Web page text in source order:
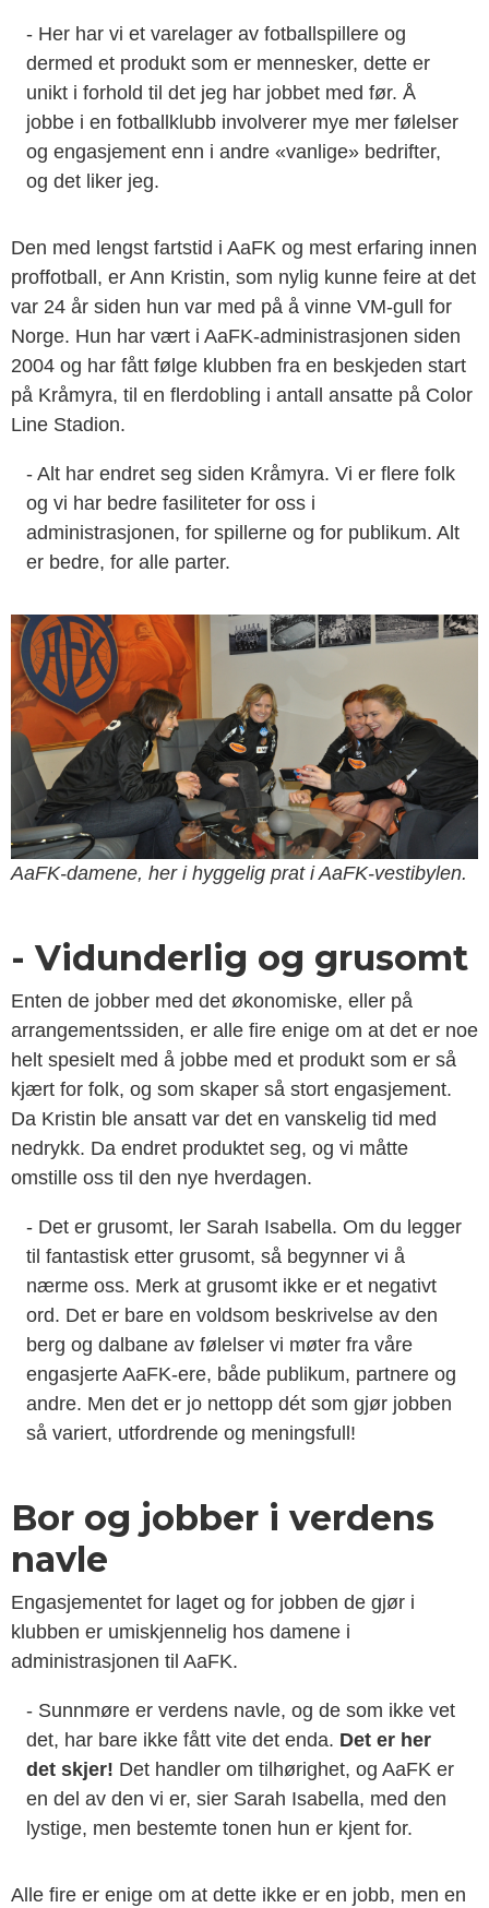
- Her har vi et varelager av fotballspillere og
dermed et produkt som er mennesker, dette er
unikt i forhold til det jeg har jobbet med før. Å
jobbe i en fotballklubb involverer mye mer følelser
og engasjement enn i andre «vanlige» bedrifter,
og det liker jeg.
Den med lengst fartstid i AaFK og mest erfaring innen
proffotball, er Ann Kristin, som nylig kunne feire at det
var 24 år siden hun var med på å vinne VM-gull for
Norge. Hun har vært i AaFK-administrasjonen siden
2004 og har fått følge klubben fra en beskjeden start
på Kråmyra, til en flerdobling i antall ansatte på Color
Line Stadion.
- Alt har endret seg siden Kråmyra. Vi er flere folk
og vi har bedre fasiliteter for oss i
administrasjonen, for spillerne og for publikum. Alt
er bedre, for alle parter.
AaFK-damene, her i hyggelig prat i AaFK-vestibylen.
- Vidunderlig og grusomt
Enten de jobber med det økonomiske, eller på
arrangementssiden, er alle fire enige om at det er noe
helt spesielt med å jobbe med et produkt som er så
kjært for folk, og som skaper så stort engasjement.
Da Kristin ble ansatt var det en vanskelig tid med
nedrykk. Da endret produktet seg, og vi måtte
omstille oss til den nye hverdagen.
- Det er grusomt, ler Sarah Isabella. Om du legger
til fantastisk etter grusomt, så begynner vi å
nærme oss. Merk at grusomt ikke er et negativt
ord. Det er bare en voldsom beskrivelse av den
berg og dalbane av følelser vi møter fra våre
engasjerte AaFK-ere, både publikum, partnere og
andre. Men det er jo nettopp dét som gjør jobben
så variert, utfordrende og meningsfull!
Bor og jobber i verdens
navle
Engasjementet for laget og for jobben de gjør i
klubben er umiskjennelig hos damene i
administrasjonen til AaFK.
- Sunnmøre er verdens navle, og de som ikke vet
det, har bare ikke fått vite det enda. Det er her
det skjer! Det handler om tilhørighet, og AaFK er
en del av den vi er, sier Sarah Isabella, med den
lystige, men bestemte tonen hun er kjent for.
Alle fire er enige om at dette ikke er en jobb, men en